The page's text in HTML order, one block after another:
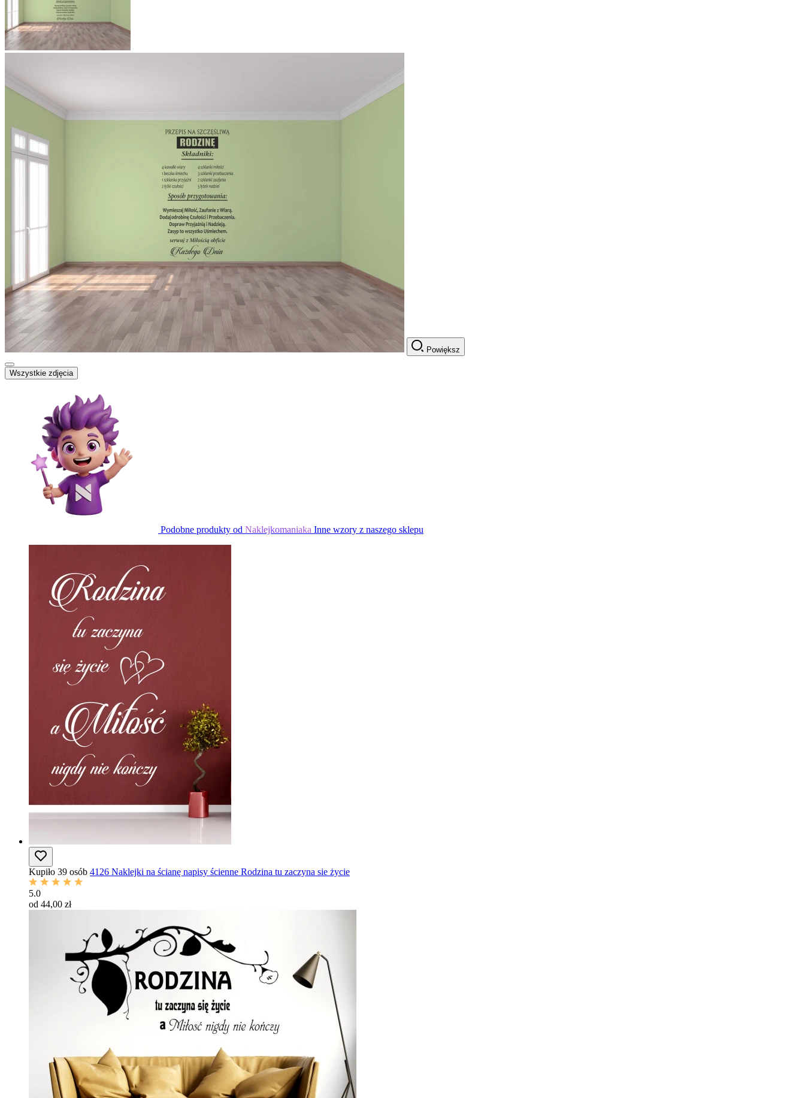
Powiększ
Wszystkie zdjęcia
Podobne produkty od Naklejkomaniaka Inne wzory z naszego sklepu
Kupiło 39 osób 4126 Naklejki na ścianę napisy ścienne Rodzina tu zaczyna sie życie
5.0
od 44,00 zł